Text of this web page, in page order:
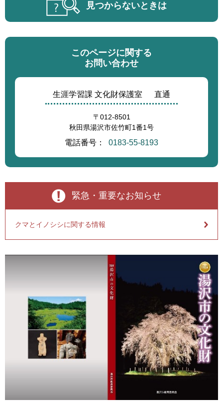
見つからないときは
このページに関する
お問い合わせ
生涯学習課 文化財保護室 直通
〒012-8501
秋田県湯沢市佐竹町1番1号
電話番号： 0183-55-8193
緊急・重要なお知らせ
クマとイノシシに関する情報